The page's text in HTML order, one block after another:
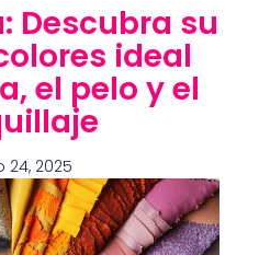
Descubra su
ideal
el pelo y el
24, 2025